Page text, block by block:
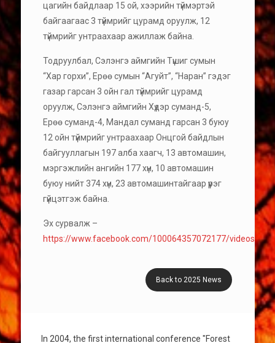
цагийн байдлаар 15 ой, хээрийн түймэртэй
байгаагаас 3 түймрийг цурамд оруулж, 12
түймрийг унтраахаар ажиллаж байна.
Тодруулбал, Сэлэнгэ аймгийн Түшиг сумын
“Хар горхи”, Ерөө сумын “Агуйт”, “Наран” гэдэг
газар гарсан 3 ойн гал түймрийг цурамд
оруулж, Сэлэнгэ аймгийн Хүдэр суманд-5,
Ерөө суманд-4, Мандал суманд гарсан 3 буюу
12 ойн түймрийг унтраахаар Онцгой байдлын
байгууллагын 197 алба хаагч, 13 автомашин,
мэргэжлийн ангийн 177 хүн, 10 автомашин
буюу нийт 374 хүн, 23 автомашинтайгаар үүрэг
гүйцэтгэж байна.
Эх сурвалж –
https://www.facebook.com/100064357072177/videos/
Back to 2025 News
In 2004, the first international conference "Forest